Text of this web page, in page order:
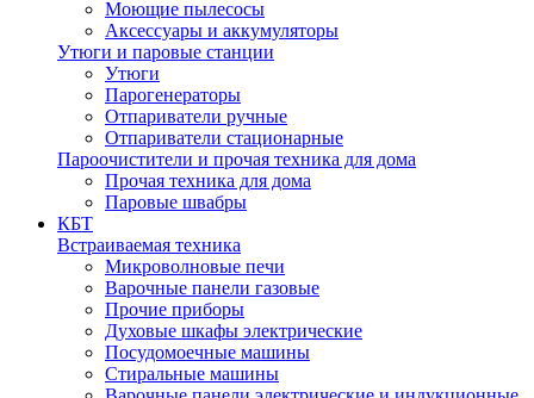
Моющие пылесосы
Аксессуары и аккумуляторы
Утюги и паровые станции
Утюги
Парогенераторы
Отпариватели ручные
Отпариватели стационарные
Пароочистители и прочая техника для дома
Прочая техника для дома
Паровые швабры
КБТ
Встраиваемая техника
Микроволновые печи
Варочные панели газовые
Прочие приборы
Духовые шкафы электрические
Посудомоечные машины
Стиральные машины